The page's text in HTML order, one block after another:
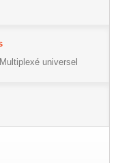
universel